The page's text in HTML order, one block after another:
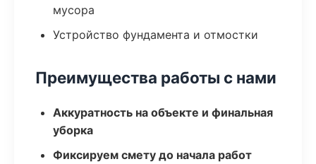
мусора
Устройство фундамента и отмостки
Преимущества работы с нами
Аккуратность на объекте и финальная
уборка
Фиксируем смету до начала работ